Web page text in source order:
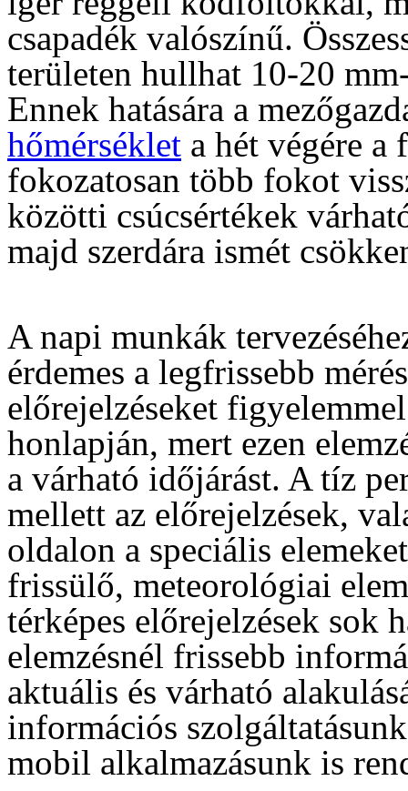
csapadék valószínű.
területen hullhat 10-20
Ennek hatására a
hőmérséklet a hét végére a
fokozatosan több fokot
közötti csúcsértékek
majd szerdára ismét
A napi munkák
érdemes a legfrissebb
előrejelzéseket
honlapján, mert ezen
a várható időjárást. A tíz
mellett az előrejelzések,
oldalon a speciális
frissülő, meteorológiai
térképes előrejelzések sok
elemzésnél frissebb
aktuális és várható
információs
mobil alkalmazásunk is